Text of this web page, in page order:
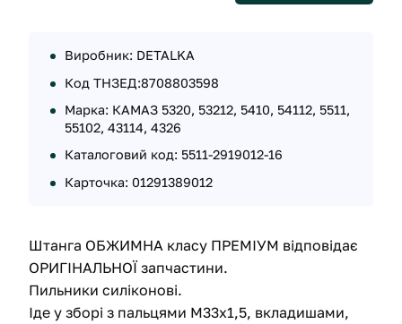
Виробник: DETALKA
Код ТНЗЕД:8708803598
Марка: КАМАЗ 5320, 53212, 5410, 54112, 5511,
55102, 43114, 4326
Каталоговий код: 5511-2919012-16
Карточка: 01291389012
Штанга ОБЖИМНА класу ПРЕМІУМ відповідає
ОРИГІНАЛЬНОЇ запчастини.
Пильники силіконові.
Іде у зборі з пальцями М33х1,5, вкладишами,